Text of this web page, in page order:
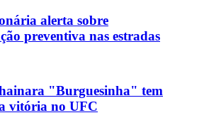
alerta sobre
preventiva nas estradas
"Burguesinha" tem
vitória no UFC